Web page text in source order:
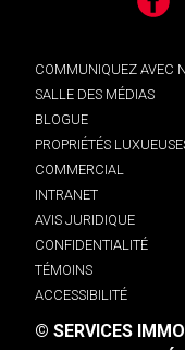
Facebook
COMMUNIQUEZ AVEC
SALLE DES MÉDIAS
BLOGUE
PROPRIÉTÉS
COMMERCIAL
INTRANET
AVIS JURIDIQUE
CONFIDENTIALITÉ
TÉMOINS
ACCESSIBILITÉ
© SERVICES